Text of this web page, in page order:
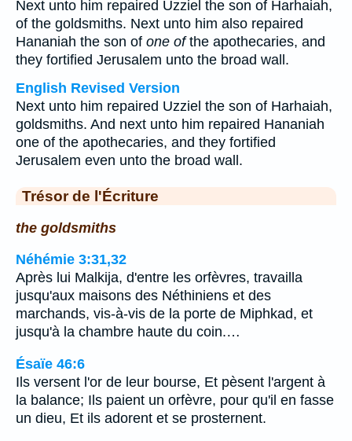
Next unto him repaired Uzziel the son of Harhaiah,
of the goldsmiths. Next unto him also repaired
Hananiah the son of one ofthe apothecaries, and
they fortified Jerusalem unto the broad wall.
English Revised Version
Next unto him repaired Uzziel the son of Harhaiah,
goldsmiths. And next unto him repaired Hananiah
one of the apothecaries, and they fortified
Jerusalem even unto the broad wall.
Trésor de l'Écriture
the goldsmiths
Néhémie 3:31,32
Après lui Malkija, d'entre les orfèvres, travailla
jusqu'aux maisons des Néthiniens et des
marchands, vis-à-vis de la porte de Miphkad, et
jusqu'à la chambre haute du coin.…
Ésaïe 46:6
Ils versent l'or de leur bourse, Et pèsent l'argent à
la balance; Ils paient un orfèvre, pour qu'il en fasse
un dieu, Et ils adorent et se prosternent.